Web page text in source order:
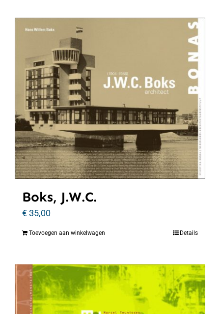
Boks, J.W.C.
€35,00
Toevoegen aan winkelwagen Details